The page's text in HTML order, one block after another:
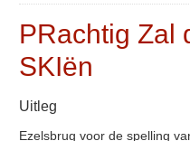
PRachtig Zal
SKIën
Uitleg
Ezelsbrug voor de spelling